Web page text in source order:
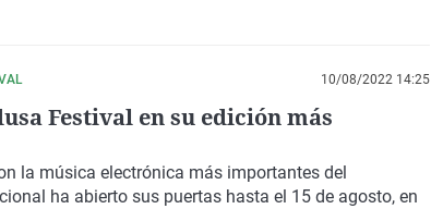
10/08/2022 14:25
Festival en su edición más
la música electrónica más importantes del
ha abierto sus puertas hasta el 15 de agosto, en